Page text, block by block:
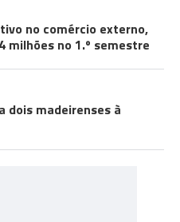
no comércio externo,
milhões no 1.º semestre
dois madeirenses à